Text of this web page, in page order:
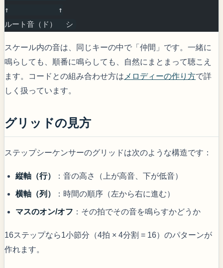
↑           ↑
ルート音（ド）  シ
スケール内の音は、同じキーの中で「仲間」です。一緒に
鳴らしても、順番に鳴らしても、自然にまとまって聴こえ
ます。コードとの組み合わせ方は メロディーの作り方で詳
しく扱っています。
グリッドの見方
ステップシーケンサーのグリッドは次のような構造です：
縦軸（行） ：音の高さ（上が高音、下が低音）
横軸（列） ：時間の順序（左から右に進む）
マスのオン/オフ ：その拍でその音を鳴らすかどうか
16ステップなら1小節分（4拍 × 4分割 = 16）のパターンが
作れます。